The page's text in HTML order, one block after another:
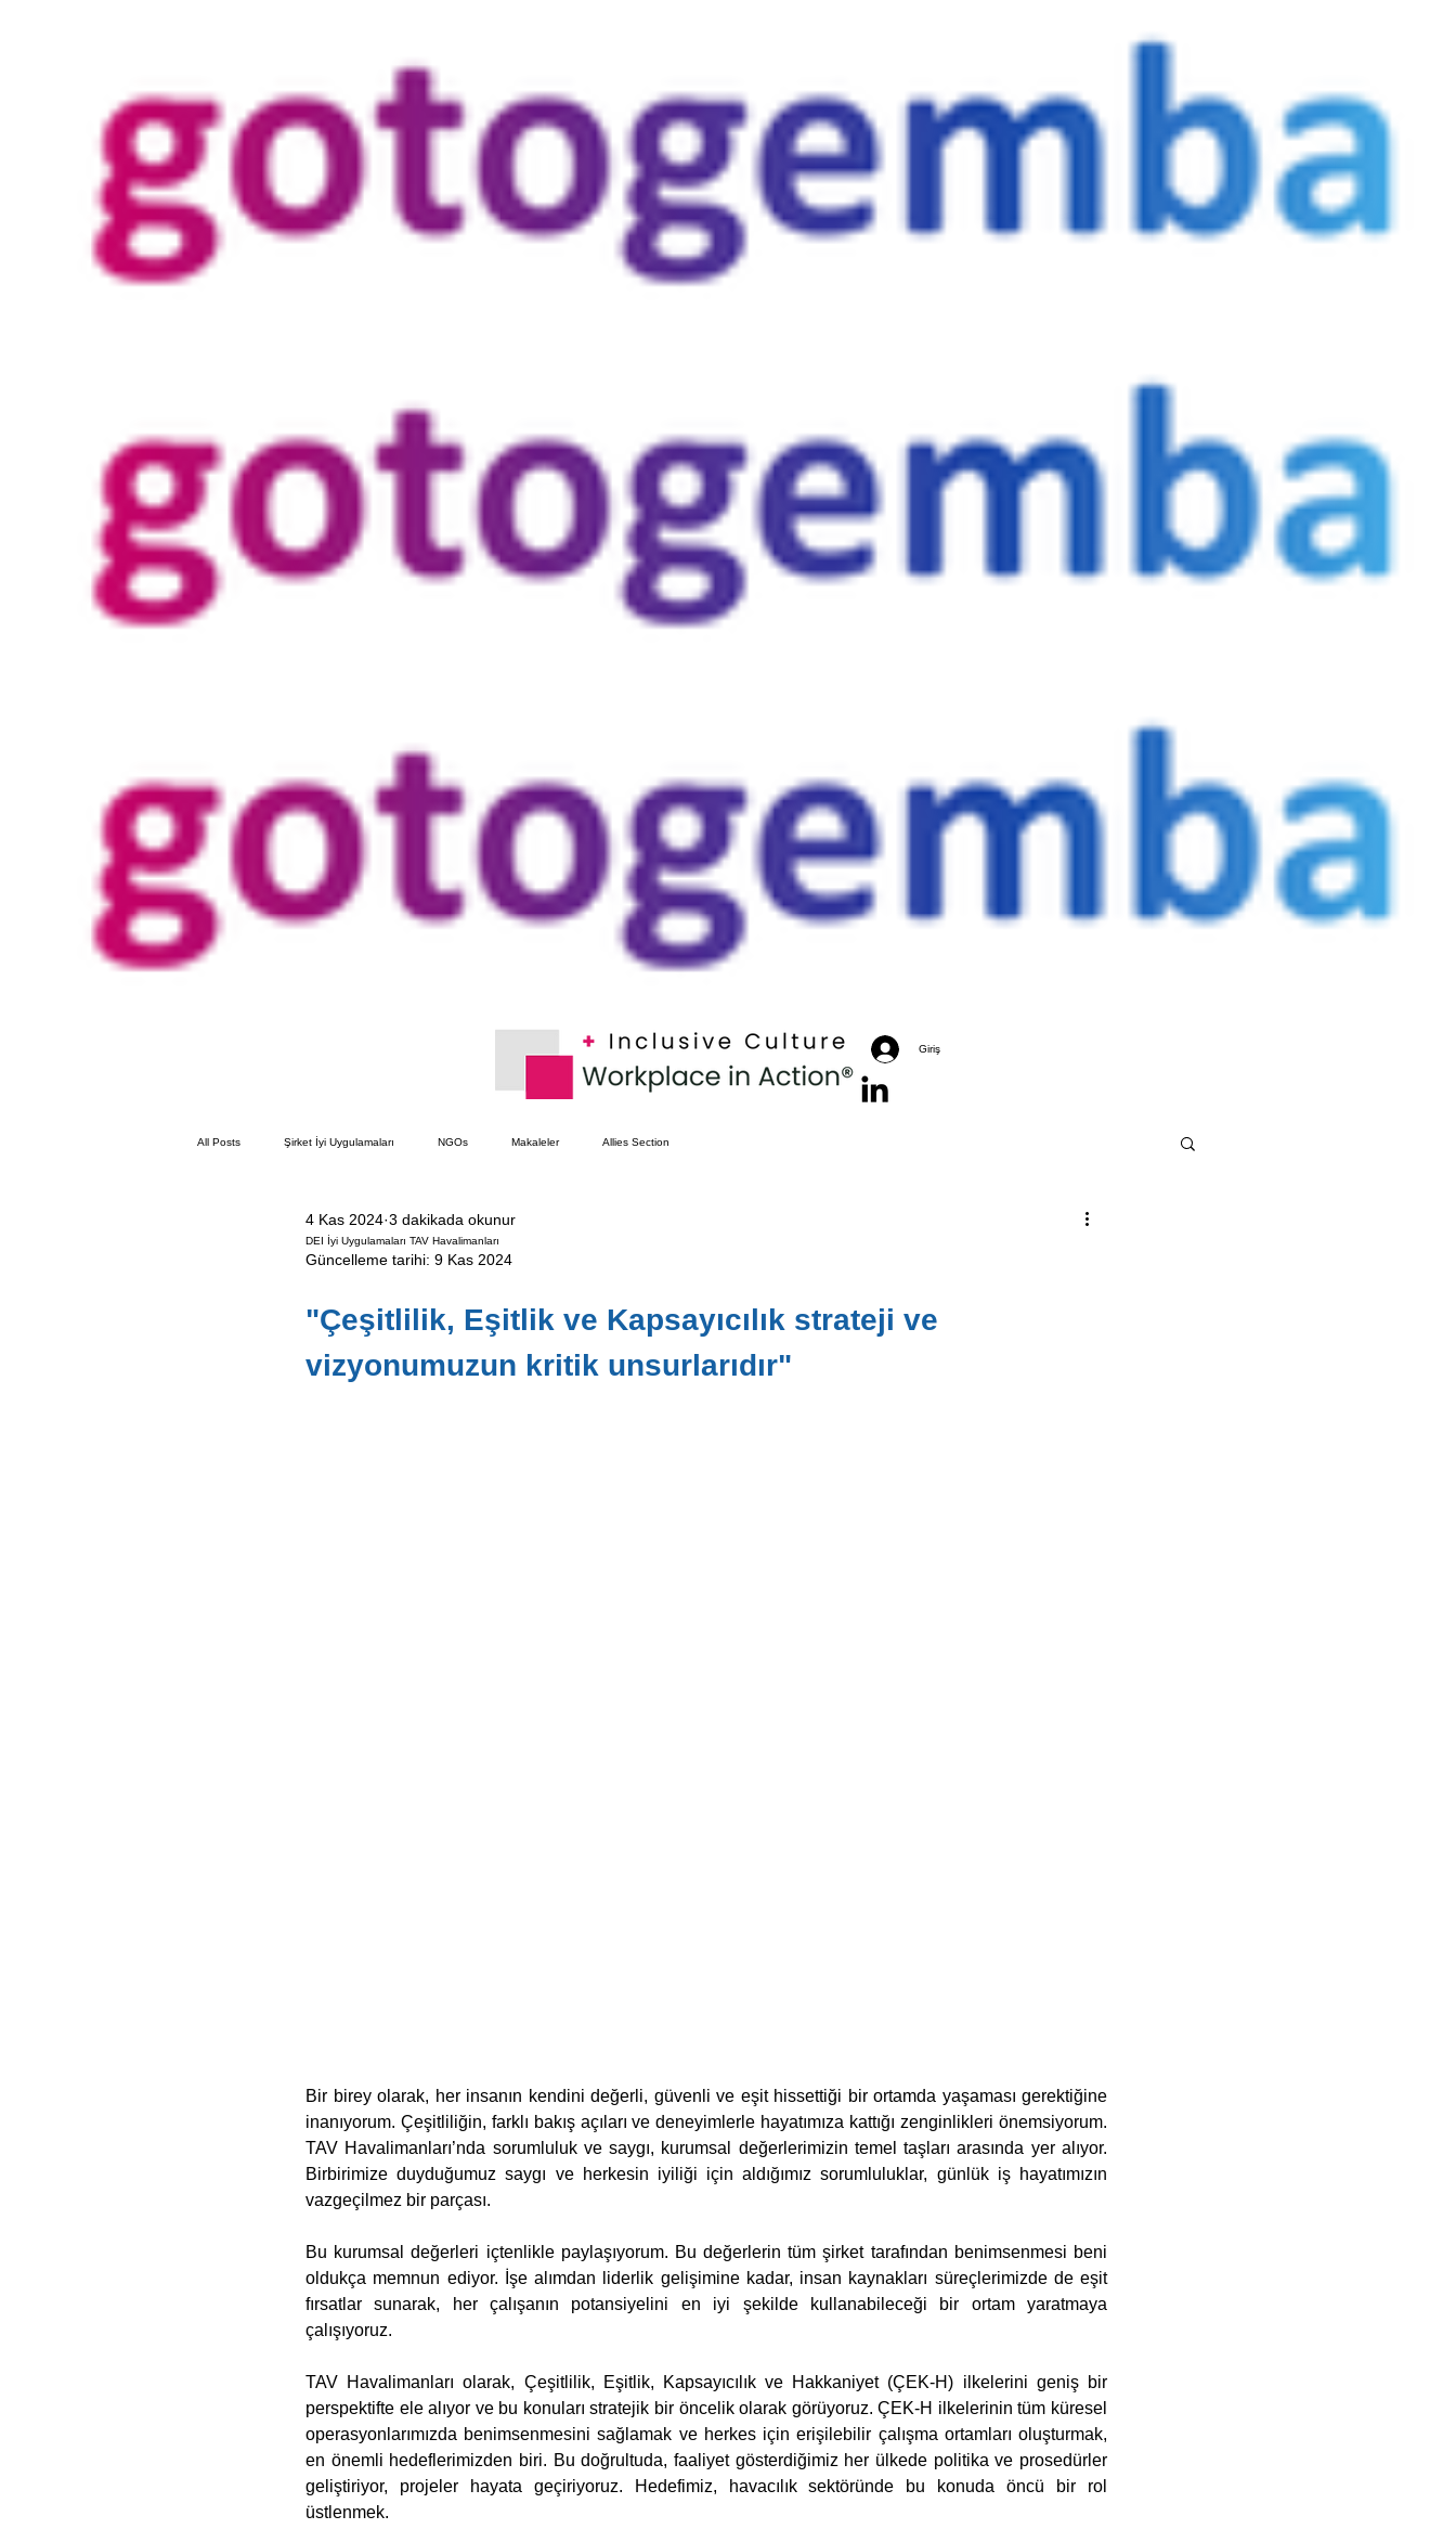
Giriş
All Posts Şirket İyi Uygulamaları NGOs Makaleler Allies Section
DEI İyi Uygulamaları TAV Havalimanları
4 Kas 2024 3 dakikada okunur
Güncelleme tarihi: 9 Kas 2024
"Çeşitlilik, Eşitlik ve Kapsayıcılık strateji ve
vizyonumuzun kritik unsurlarıdır"
Bir birey olarak, her insanın kendini değerli, güvenli ve eşit hissettiği bir ortamda yaşaması gerektiğine
inanıyorum. Çeşitliliğin, farklı bakış açıları ve deneyimlerle hayatımıza kattığı zenginlikleri önemsiyorum.
TAV Havalimanları’nda sorumluluk ve saygı, kurumsal değerlerimizin temel taşları arasında yer alıyor.
Birbirimize duyduğumuz saygı ve herkesin iyiliği için aldığımız sorumluluklar, günlük iş hayatımızın
vazgeçilmez bir parçası.
Bu kurumsal değerleri içtenlikle paylaşıyorum. Bu değerlerin tüm şirket tarafından benimsenmesi beni
oldukça memnun ediyor. İşe alımdan liderlik gelişimine kadar, insan kaynakları süreçlerimizde de eşit
fırsatlar sunarak, her çalışanın potansiyelini en iyi şekilde kullanabileceği bir ortam yaratmaya
çalışıyoruz.
TAV Havalimanları olarak, Çeşitlilik, Eşitlik, Kapsayıcılık ve Hakkaniyet (ÇEK-H) ilkelerini geniş bir
perspektifte ele alıyor ve bu konuları stratejik bir öncelik olarak görüyoruz. ÇEK-H ilkelerinin tüm küresel
operasyonlarımızda benimsenmesini sağlamak ve herkes için erişilebilir çalışma ortamları oluşturmak,
en önemli hedeflerimizden biri. Bu doğrultuda, faaliyet gösterdiğimiz her ülkede politika ve prosedürler
geliştiriyor, projeler hayata geçiriyoruz. Hedefimiz, havacılık sektöründe bu konuda öncü bir rol
üstlenmek.